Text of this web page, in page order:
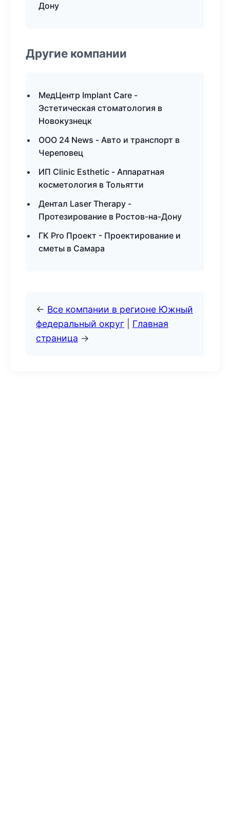
Дону
Другие компании
МедЦентр Implant Care -
Эстетическая стоматология в
Новокузнецк
ООО 24 News - Авто и транспорт в
Череповец
ИП Clinic Esthetic - Аппаратная
косметология в Тольятти
Дентал Laser Therapy -
Протезирование в Ростов-на-Дону
ГК Pro Проект - Проектирование и
сметы в Самара
← Все компании в регионе Южный
федеральный округ
Главная
страница →